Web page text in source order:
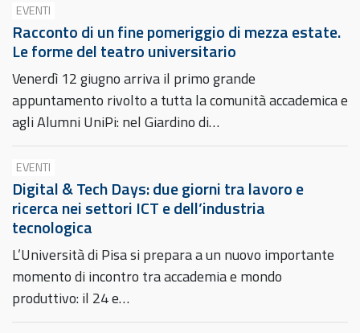
EVENTI
Racconto di un fine pomeriggio di mezza estate.
Le forme del teatro universitario
Venerdì 12 giugno arriva il primo grande
appuntamento rivolto a tutta la comunità accademica e
agli Alumni UniPi: nel Giardino di…
EVENTI
Digital & Tech Days: due giorni tra lavoro e
ricerca nei settori ICT e dell’industria
tecnologica
L’Università di Pisa si prepara a un nuovo importante
momento di incontro tra accademia e mondo
produttivo: il 24 e…